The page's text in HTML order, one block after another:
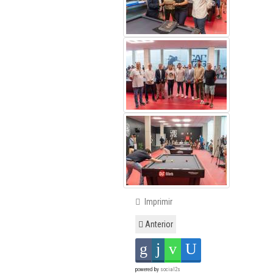
Imprimir
Anterior
powered by social2s